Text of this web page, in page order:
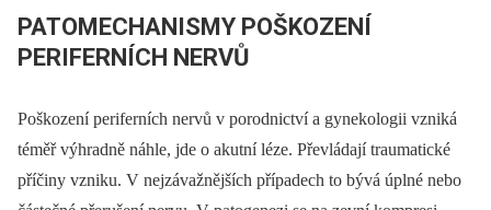
PATOMECHANISMY POŠKOZENÍ
PERIFERNÍCH NERVŮ
Poškození periferních nervů v porodnictví a gynekologii vzniká
téměř výhradně náhle, jde o akutní léze. Převládají traumatické
příčiny vzniku. V nejzávažnějších případech to bývá úplné nebo